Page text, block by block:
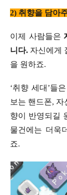
2) 취향을 담아
이제 사람들은
니다. 자신에게
을 원하죠.
‘취향 세대’들
보는 핸드폰,
향이 반영되길
물건에는 더욱
죠.